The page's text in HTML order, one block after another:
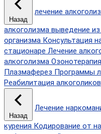
Назад
лечение
алкоголизма выведение
организма Консультация
стационаре Лечение
алкоголизма Озонотерапия
Плазмаферез Программы
Реабилитация алкоголиков
Назад
Лечение
курения Кодирование от